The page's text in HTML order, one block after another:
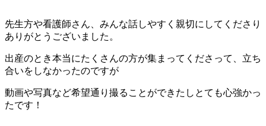
先生方や看護師さん、みんな話しやすく親切にしてくださり
ありがとうございました。
出産のとき本当にたくさんの方が集まってくださって、立ち
合いをしなかったのですが
動画や写真など希望通り撮ることができたしとても心強かっ
たです！